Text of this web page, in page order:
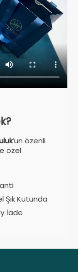
’un özenli
özel
Şık Kutunda
İade